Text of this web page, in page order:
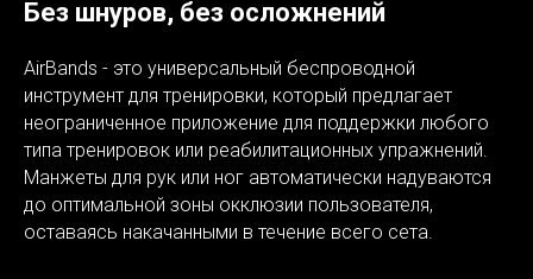
Без шнуров, без осложнений
AirBands - это универсальный беспроводной
инструмент для тренировки, который предлагает
неограниченное приложение для поддержки любого
типа тренировок или реабилитационных упражнений.
Манжеты для рук или ног автоматически надуваются
до оптимальной зоны окклюзии пользователя,
оставаясь накачанными в течение всего сета.